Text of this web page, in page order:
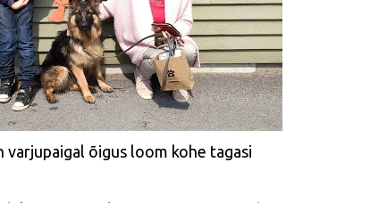
õigus loom kohe tagasi